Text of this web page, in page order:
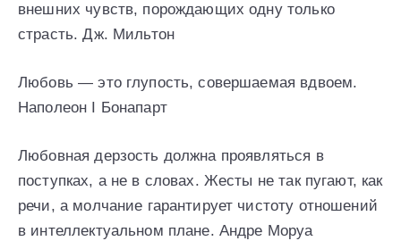
внешних чувств, порождающих одну только
страсть. Дж. Мильтон
Любовь — это глупость, совершаемая вдвоем.
Наполеон I Бонапарт
Любовная дерзость должна проявляться в
поступках, а не в словах. Жесты не так пугают, как
речи, а молчание гарантирует чистоту отношений
в интеллектуальном плане. Андре Моруа